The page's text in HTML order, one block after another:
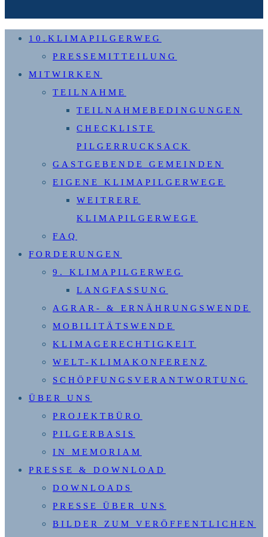
10.KLIMAPILGERWEG
PRESSEMITTEILUNG
MITWIRKEN
TEILNAHME
TEILNAHMEBEDINGUNGEN
CHECKLISTE
PILGERRUCKSACK
GASTGEBENDE GEMEINDEN
EIGENE KLIMAPILGERWEGE
WEITRERE
KLIMAPILGERWEGE
FAQ
FORDERUNGEN
9. KLIMAPILGERWEG
LANGFASSUNG
AGRAR- & ERNÄHRUNGSWENDE
MOBILITÄTSWENDE
KLIMAGERECHTIGKEIT
WELT-KLIMAKONFERENZ
SCHÖPFUNGSVERANTWORTUNG
ÜBER UNS
PROJEKTBÜRO
PILGERBASIS
IN MEMORIAM
PRESSE & DOWNLOAD
DOWNLOADS
PRESSE ÜBER UNS
BILDER ZUM VERÖFFENTLICHEN